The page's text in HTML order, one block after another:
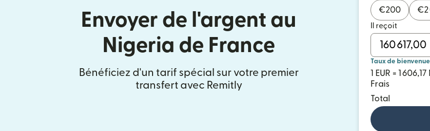
Envoyer de l'argent au
Nigeria de France
Bénéficiez d'un tarif spécial sur votre premier
transfert avec Remitly
€200 €
Il reçoit
Taux de bienvenue
1 EUR = 1 606,17
Frais
Total